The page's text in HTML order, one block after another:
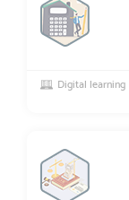
Digital learning